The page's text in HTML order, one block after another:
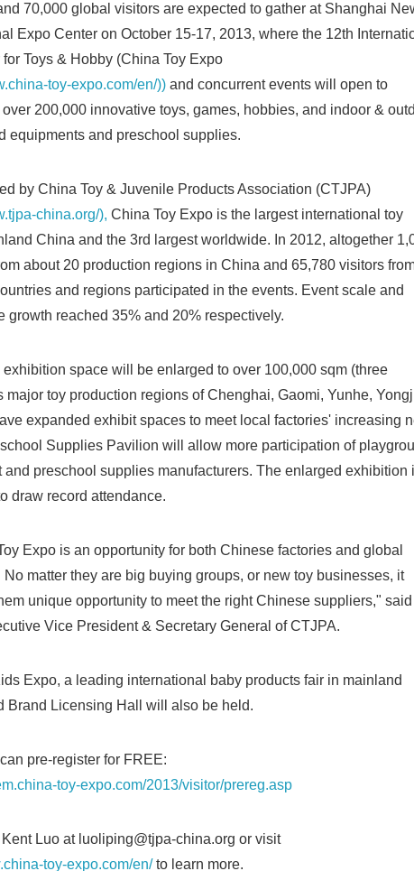
70,000 global visitors are expected to gather at Shanghai
Expo Center on October 15-17, 2013, where the 12th
Toys & Hobby (China Toy Expo
toy-expo.com/en/))and concurrent events will open to
200,000 innovative toys, games, hobbies, and indoor &
equipments and preschool supplies.
by China Toy & Juvenile Products Association (CTJPA)
china.org/), China Toy Expo is the largest international toy
China and the 3rd largest worldwide. In 2012, altogether
about 20 production regions in China and 65,780 visitors
and regions participated in the events. Event scale and
growth reached 35% and 20% respectively.
space will be enlarged to over 100,000 sqm (three
major toy production regions of Chenghai, Gaomi, Yunhe,
expanded exhibit spaces to meet local factories' increasing
Supplies Pavilion will allow more participation of
and preschool supplies manufacturers. The enlarged exhibition
draw record attendance.
Expo is an opportunity for both Chinese factories and global
No matter they are big buying groups, or new toy businesses, it
unique opportunity to meet the right Chinese suppliers,"
Vice President & Secretary General of CTJPA.
Expo, a leading international baby products fair in mainland
Brand Licensing Hall will also be held.
pre-register for FREE:
toy-expo.com/2013/visitor/prereg.asp
Luo at luoliping@tjpa-china.org or visit
toy-expo.com/en/to learn more.
English